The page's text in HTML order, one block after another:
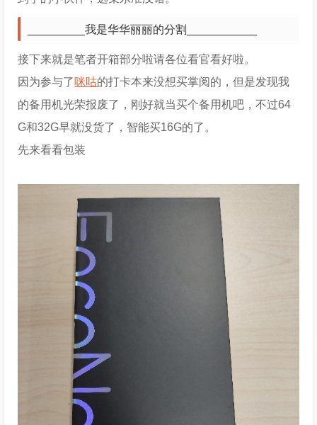
_________我是华华丽丽的分割___________
接下来就是笔者开箱部分啦请各位看官看好啦。
因为参与了咪咕的打卡本来没想买掌阅的，但是发现我
的备用机光荣报废了，刚好就当买个备用机吧，不过64
G和32G早就没货了，智能买16G的了。
先来看看包装